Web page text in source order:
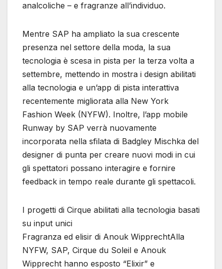
analcoliche – e fragranze all’individuo.
Mentre SAP ha ampliato la sua crescente
presenza nel settore della moda, la sua
tecnologia è scesa in pista per la terza volta a
settembre, mettendo in mostra i design abilitati
alla tecnologia e un’app di pista interattiva
recentemente migliorata alla New York
Fashion Week (NYFW). Inoltre, l’app mobile
Runway by SAP verrà nuovamente
incorporata nella sfilata di Badgley Mischka del
designer di punta per creare nuovi modi in cui
gli spettatori possano interagire e fornire
feedback in tempo reale durante gli spettacoli.
I progetti di Cirque abilitati alla tecnologia basati
su input unici
Fragranza ed elisir di Anouk WipprechtAlla
NYFW, SAP, Cirque du Soleil e Anouk
Wipprecht hanno esposto “Elixir” e